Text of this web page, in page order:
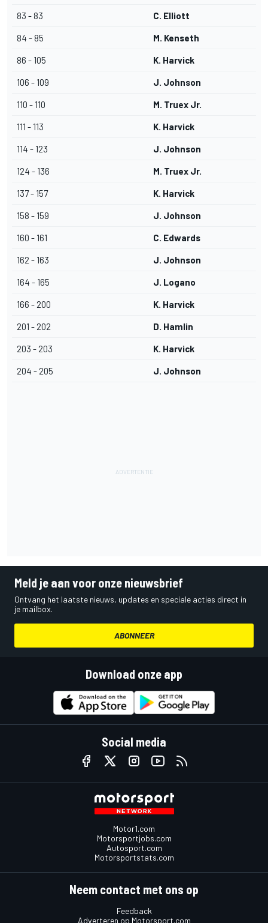
83 - 83 C. Elliott
84 - 85 M. Kenseth
86 - 105 K. Harvick
106 - 109 J. Johnson
110 - 110 M. Truex Jr.
111 - 113 K. Harvick
114 - 123 J. Johnson
124 - 136 M. Truex Jr.
137 - 157 K. Harvick
158 - 159 J. Johnson
160 - 161 C. Edwards
162 - 163 J. Johnson
164 - 165 J. Logano
166 - 200 K. Harvick
201 - 202 D. Hamlin
203 - 203 K. Harvick
204 - 205 J. Johnson
Meld je aan voor onze nieuwsbrief
Ontvang het laatste nieuws, updates en speciale acties direct in
je mailbox.
ABONNEER
Download onze app
Social media
Motor1.com
Motorsportjobs.com
Autosport.com
Motorsportstats.com
Neem contact met ons op
Feedback
Adverteren op Motorsport.com